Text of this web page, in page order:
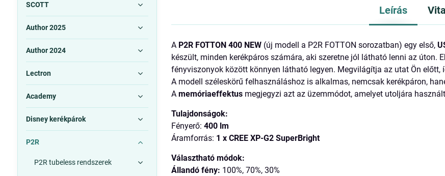
Leírás Vita
A P2R FOTTON 400 NEW (új modell a P2R FOTTON sorozatban) egy első,
készült, minden kerékpáros számára, aki szeretne jól látható lenni az úton.
fényviszonyok között könnyen látható legyen. Megvilágítja az utat Ön
A modell széleskörű felhasználáshoz is alkalmas, nemcsak kerékpáron,
Amemóriaeffektus megjegyzi azt az üzemmódot, amelyet utoljára
Tulajdonságok:
Fényerő:400 lm
Áramforrás: 1 x CREE XP-G2 SuperBright
Választható módok:
Állandó fény: 100%, 70%, 30%
SCOTT
Author 2025
Author 2024
Lectron
Academy
Disney kerékpárok
P2R
P2R tubeless rendszerek